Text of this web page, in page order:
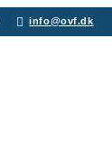
info@ovf.dk